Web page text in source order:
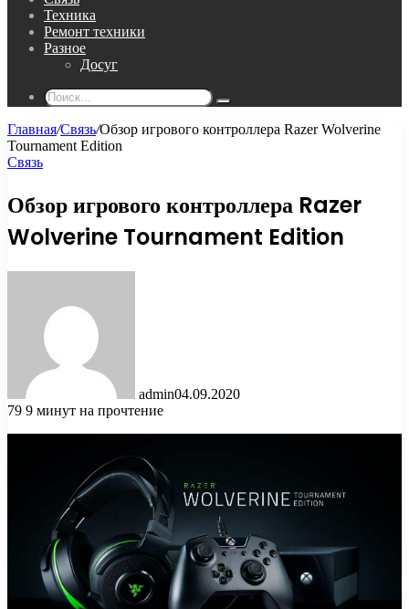
Техника
Ремонт техники
Разное
Досуг
Поиск...
Главная/Связь/Обзор игрового контроллера Razer Wolverine
Tournament Edition
Связь
Обзор игрового контроллера Razer
Wolverine Tournament Edition
admin04.09.2020
79 9 минут на прочтение